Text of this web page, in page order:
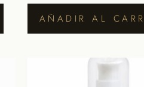
AÑADIR AL